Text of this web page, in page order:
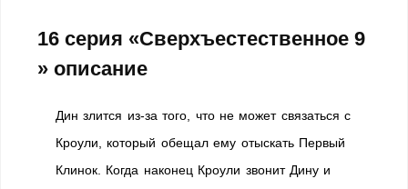
16 серия «Сверхъестественное 9
» описание
Дин злится из-за того, что не может связаться с
Кроули, который обещал ему отыскать Первый
Клинок. Когда наконец Кроули звонит Дину и